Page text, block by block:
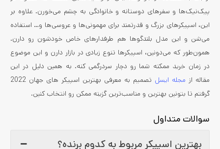
پیک‌نیک‌ها و سفرهای دوستانه و خانوادگی به چشم می‌خورن. علاوه بر
این، اسپیکرهای بزرگ و قدرتمند برای مهمونی‌ها و عروسی‌ها و… استفاده
می‌شن و این مدل بلندگوها هم طرفدارهای خاص خودشون رو دارن.
همون‌طور که می‌دونین، اسپیکرها تنوع زیادی در بازار دارن و این موضوع
در زمان خرید ممکنه شما رو دچار سردرگمی کنه. به همین دلیل در این
مقاله از مجله ایسل
تصمیم به معرفی بهترین اسپیکر های جهان 2022
گرفتم تا بتونین بهترین و مناسب‌ترین گزینه ممکن رو انتخاب کنین.
سوالات متداول
بهترین اسپیکر مربوط به کدوم برنده؟